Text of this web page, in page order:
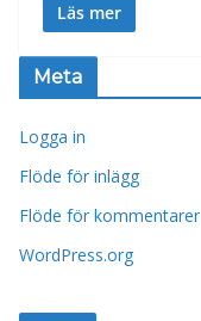
Läs mer
Meta
Logga in
Flöde för inlägg
Flöde för kommentarer
WordPress.org